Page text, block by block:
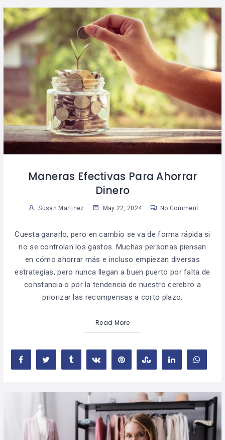
Maneras Efectivas Para Ahorrar
Dinero
Susan Martinez May 22, 2024 No Comment
Cuesta ganarlo, pero en cambio se va de forma rápida si
no se controlan los gastos. Muchas personas piensan
en cómo ahorrar más e incluso empiezan diversas
estrategias, pero nunca llegan a buen puerto por falta de
constancia o por la tendencia de nuestro cerebro a
priorizar las recompensas a corto plazo.
Read More